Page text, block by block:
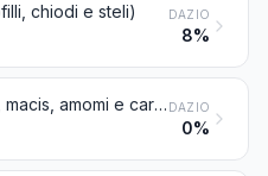
chiodi e steli) DAZIO
8%
Noci moscate, macis, amomi e cardamomi DAZIO
0%